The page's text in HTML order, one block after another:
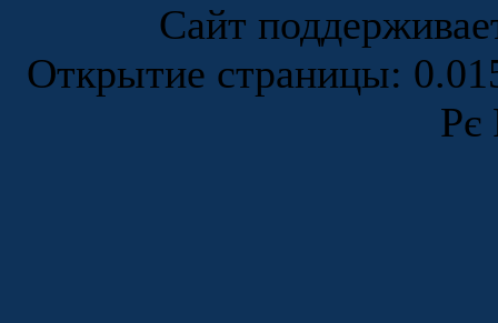
Сайт
Открытие страницы:
Рє